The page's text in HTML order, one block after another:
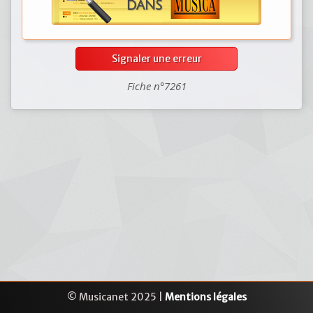
Signaler une erreur
Fiche n°7261
© Musicanet 2025 | Mentions légales